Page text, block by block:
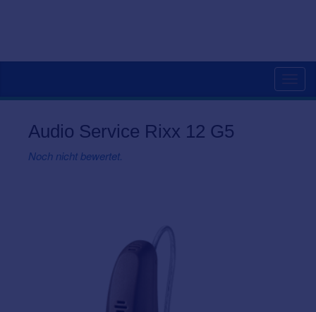
Audio Service Rixx 12 G5
Noch nicht bewertet.